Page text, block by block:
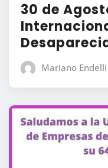
30 de
Mariano Endelli